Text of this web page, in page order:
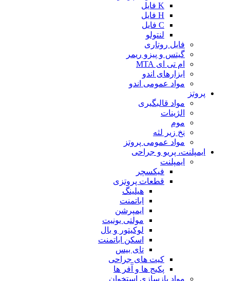
K فایل
H فایل
C فایل
لنتولو
فایل روتاری
گیتس و پیزو ریمر
ام تی ای MTA
ابزارهای اندو
مواد عمومی اندو
پروتز
مواد قالبگیری
الژینات
موم
نخ زیر لثه
مواد عمومی پروتز
ایمپلنت، پریو و جراحی
ایمپلنت
فیکسچر
قطعات پروتزی
هیلینگ
اباتمنت
ایمپرشن
مولتی یونیت
لوکیتور و بال
اسکن اباتمنت
تای بیس
کیت های جراحی
پکیج ها و آفر ها
مواد بازسازی استخوان